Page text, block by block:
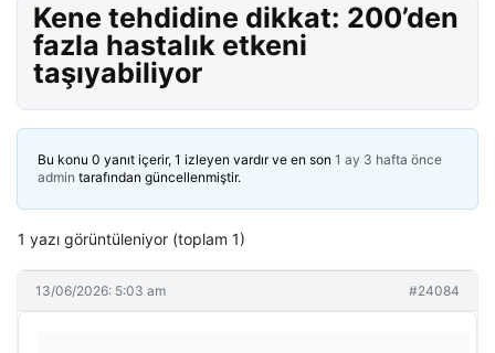
Kene tehdidine dikkat: 200’den
fazla hastalık etkeni
taşıyabiliyor
Bu konu 0 yanıt içerir, 1 izleyen vardır ve en son 1 ay 3 hafta önce
admin tarafından güncellenmiştir.
1 yazı görüntüleniyor (toplam 1)
13/06/2026: 5:03 am #24084